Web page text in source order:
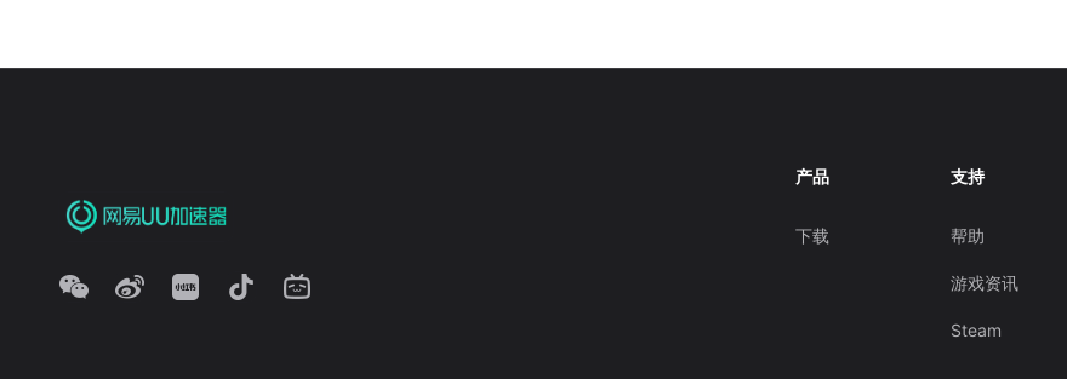
产品
下载
支持
帮助
游戏资讯
Steam